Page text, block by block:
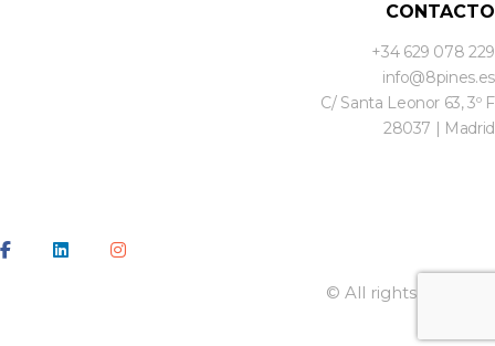
CONTACTO
+34 629 078 229
info@8pines.es
C/ Santa Leonor 63, 3º F
28037 | Madrid
© All rights reserved